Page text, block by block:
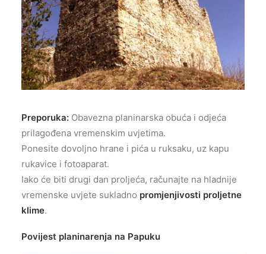
Preporuka: Obavezna planinarska obuća i odjeća
prilagođena vremenskim uvjetima.
Ponesite dovoljno hrane i pića u ruksaku, uz kapu
rukavice i fotoaparat.
Iako će biti drugi dan proljeća, računajte na hladnije
vremenske uvjete sukladno promjenjivosti proljetne
klime.
Povijest planinarenja na Papuku